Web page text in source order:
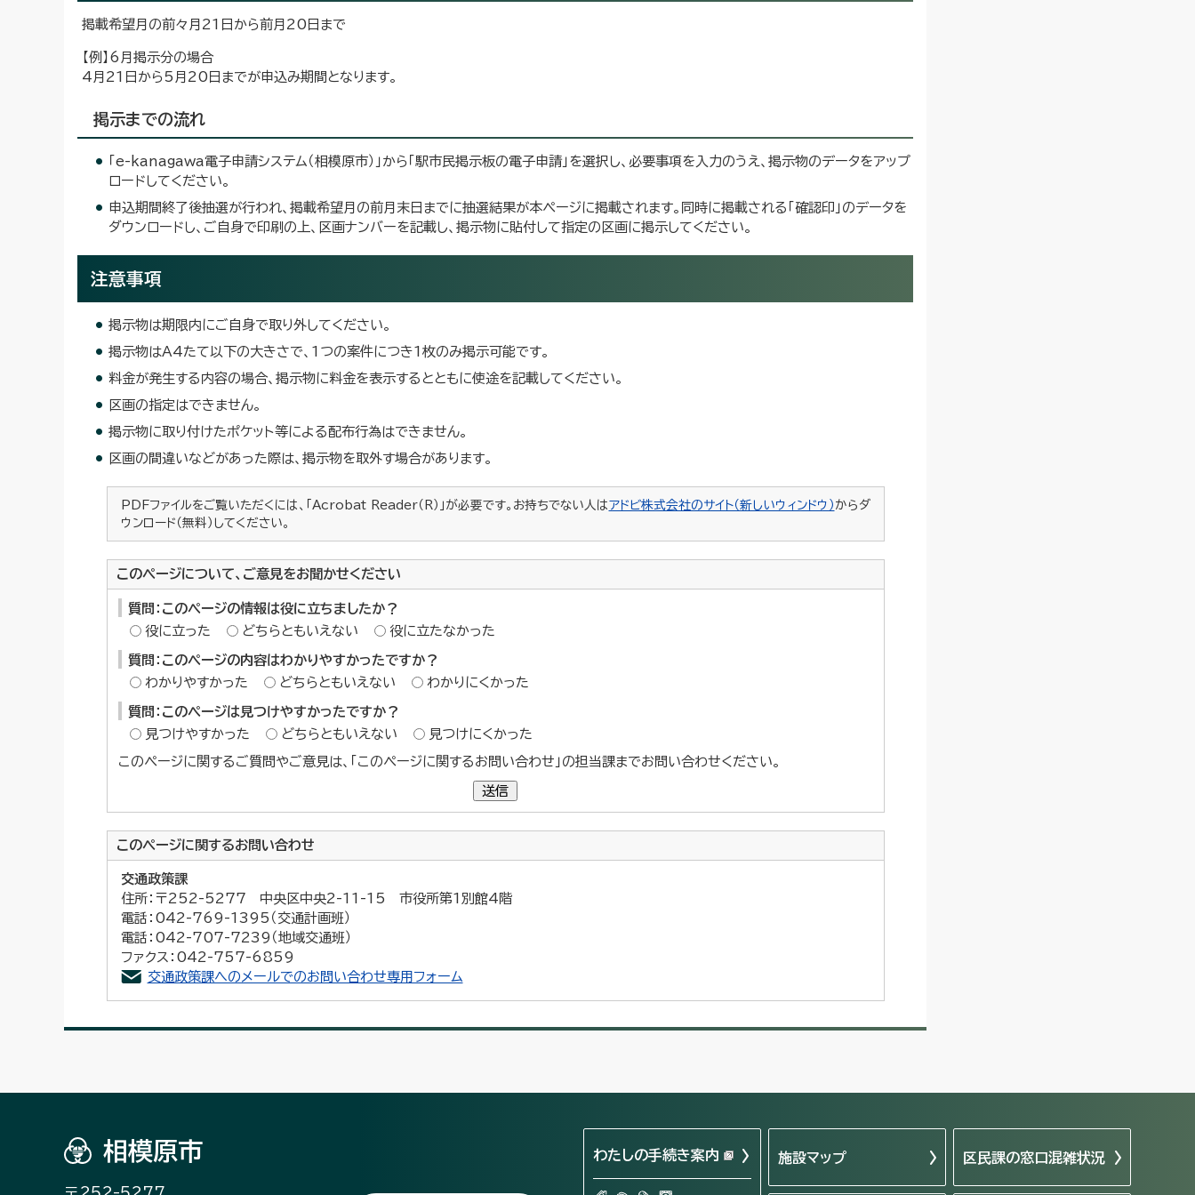
掲載希望月の前々月21日から前月20日まで
【例】6月掲示分の場合
4月21日から5月20日までが申込み期間となります。
掲示までの流れ
「e-kanagawa電子申請システム（相模原市）」から「駅市民掲示板の電子申請」を選択し、必要事項を入力のうえ、掲示物のデータをアップ
ロードしてください。
申込期間終了後抽選が行われ、掲載希望月の前月末日までに抽選結果が本ページに掲載されます。同時に掲載される「確認印」のデータを
ダウンロードし、ご自身で印刷の上、区画ナンバーを記載し、掲示物に貼付して指定の区画に掲示してください。
注意事項
掲示物は期限内にご自身で取り外してください。
掲示物はA4たて以下の大きさで、1つの案件につき1枚のみ掲示可能です。
料金が発生する内容の場合、掲示物に料金を表示するとともに使途を記載してください。
区画の指定はできません。
掲示物に取り付けたポケット等による配布行為はできません。
区画の間違いなどがあった際は、掲示物を取外す場合があります。
PDFファイルをご覧いただくには、「Acrobat Reader（R）」が必要です。お持ちでない人はアドビ株式会社のサイト（新しいウィンドウ） からダ
ウンロード（無料）してください。
このページについて、ご意見をお聞かせください
質問：このページの情報は役に立ちましたか？
役に立った
どちらともいえない 役に立たなかった
質問：このページの内容はわかりやすかったですか？
わかりやすかった
どちらともいえない わかりにくかった
質問：このページは見つけやすかったですか？
見つけやすかった
どちらともいえない 見つけにくかった
このページに関するご質問やご意見は、「このページに関するお問い合わせ」の担当課までお問い合わせください。
送信
このページに関するお問い合わせ
交通政策課
住所：〒252-5277 中央区中央2-11-15 市役所第1別館4階
電話：042-769-1395（交通計画班）
電話：042-707-7239（地域交通班）
ファクス：042-757-6859
交通政策課へのメールでのお問い合わせ専用フォーム
相模原市 わたしの手続き案内 施設マップ 区民課の窓口混雑状況